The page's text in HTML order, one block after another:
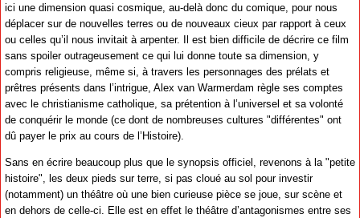
ici une dimension quasi cosmique, au-delà donc du comique, pour nous
déplacer sur de nouvelles terres ou de nouveaux cieux par rapport à ceux
ou celles qu’il nous invitait à arpenter. Il est bien difficile de décrire ce film
sans spoiler outrageusement ce qui lui donne toute sa dimension, y
compris religieuse, même si, à travers les personnages des prélats et
prêtres présents dans l’intrigue, Alex van Warmerdam règle ses comptes
avec le christianisme catholique, sa prétention à l’universel et sa volonté
de conquérir le monde (ce dont de nombreuses cultures "différentes" ont
dû payer le prix au cours de l’Histoire).
Sans en écrire beaucoup plus que le synopsis officiel, revenons à la "petite
histoire", les deux pieds sur terre, si pas cloué au sol pour investir
(notamment) un théâtre où une bien curieuse pièce se joue, sur scène et
en dehors de celle-ci. Elle est en effet le théâtre d’antagonismes entre ses